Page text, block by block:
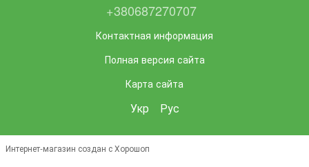
+380687270707
Контактная информация
Полная версия сайта
Карта сайта
Укр Рус
Интернет-магазин создан с Хорошоп